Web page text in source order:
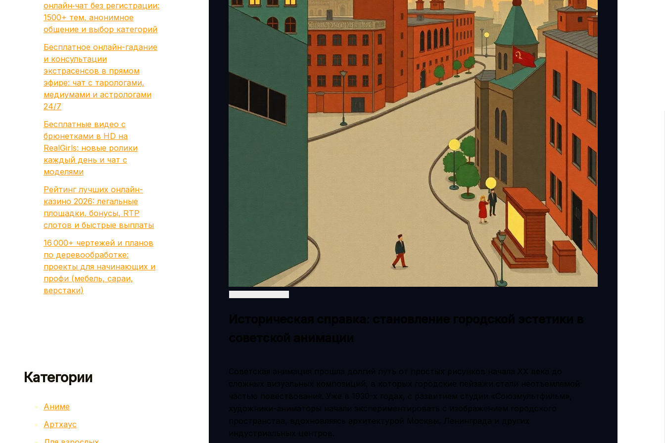
онлайн‑чат без регистрации:
1500+ тем, анонимное
общение и выбор категорий
Бесплатное онлайн-гадание
и консультации
экстрасенсов в прямом
эфире: чат с тарологами,
медиумами и астрологами
24/7
Бесплатные видео с
брюнетками в HD на
RealGirls: новые ролики
каждый день и чат с
моделями
Рейтинг лучших онлайн-
казино 2026: легальные
площадки, бонусы, RTP
слотов и быстрые выплаты
16 000+ чертежей и планов
по деревообработке:
проекты для начинающих и
профи (мебель, сараи,
верстаки)
Категории
Аниме
Артхаус